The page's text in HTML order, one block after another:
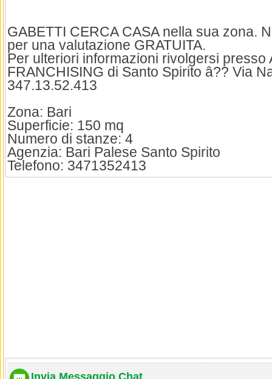
GABETTI CERCA CASA nella sua zona.
per una valutazione GRATUITA.
Per ulteriori informazioni rivolgersi presso
FRANCHISING di Santo Spirito â?? Via
347.13.52.413
Zona: Bari
Superficie: 150 mq
Numero di stanze: 4
Agenzia: Bari Palese Santo Spirito
Telefono: 3471352413
Invia Messaggio Chat